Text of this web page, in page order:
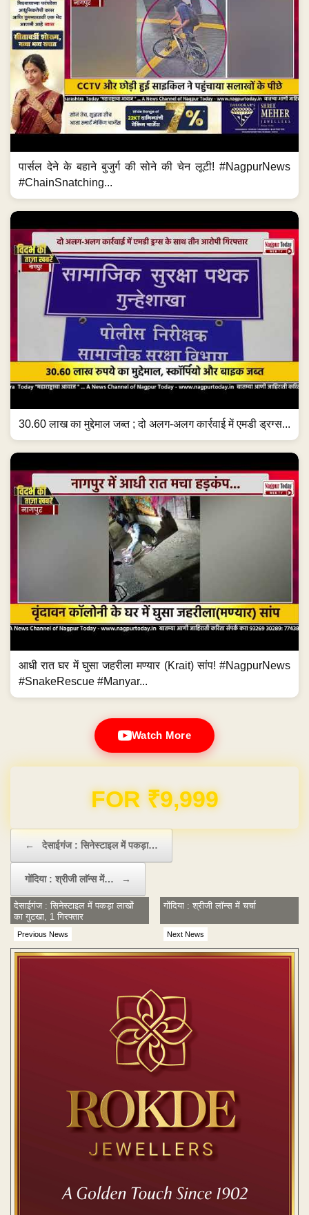
पार्सल देने के बहाने बुजुर्ग की सोने की चेन लूटी! #NagpurNews
#ChainSnatching...
30.60 लाख का मुद्देमाल जब्त ; दो अलग-अलग कार्रवाई में एमडी ड्रग्स...
आधी रात घर में घुसा जहरीला मण्यार (Krait) सांप! #NagpurNews
#SnakeRescue #Manyar...
Watch More
Domain & Hosting FREE for 1 Year
← देसाईगंज : सिनेस्टाइल में पकड़ा…
गोंदिया : श्रीजी लाॅन्स में… →
Previous News
देसाईगंज : सिनेस्टाइल में पकड़ा लाखों
का गुटखा, 1 गिरफ्तार
Next News
गोंदिया : श्रीजी लाॅन्स में चर्चा